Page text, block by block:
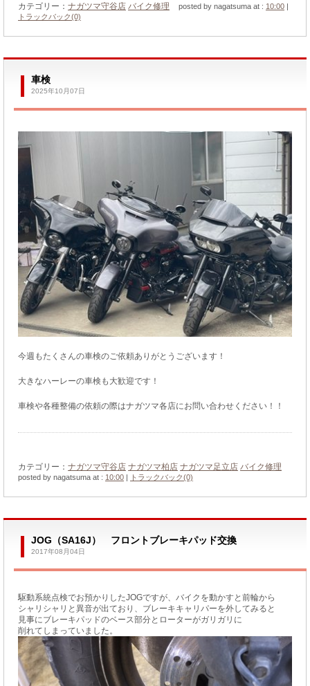
カテゴリー： ナガツマ守谷店 バイク修理 posted by nagatsuma at : 10:00 |
トラックバック(0)
車検
2025年10月07日
今週もたくさんの車検のご依頼ありがとうございます！
大きなハーレーの車検も大歓迎です！
車検や各種整備の依頼の際はナガツマ各店にお問い合わせください！！
カテゴリー： ナガツマ守谷店 ナガツマ柏店 ナガツマ足立店 バイク修理
posted by nagatsuma at : 10:00 | トラックバック(0)
JOG（SA16J） フロントブレーキパッド交換
2017年08月04日
駆動系統点検でお預かりしたJOGですが、バイクを動かすと前輪から
シャリシャリと異音が出ており、ブレーキキャリパーを外してみると
見事にブレーキパッドのベース部分とローターがガリガリに
削れてしまっていました。